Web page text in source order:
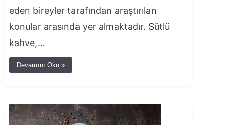
eden bireyler tarafından araştırılan
konular arasında yer almaktadır. Sütlü
kahve,…
Devamını Oku »